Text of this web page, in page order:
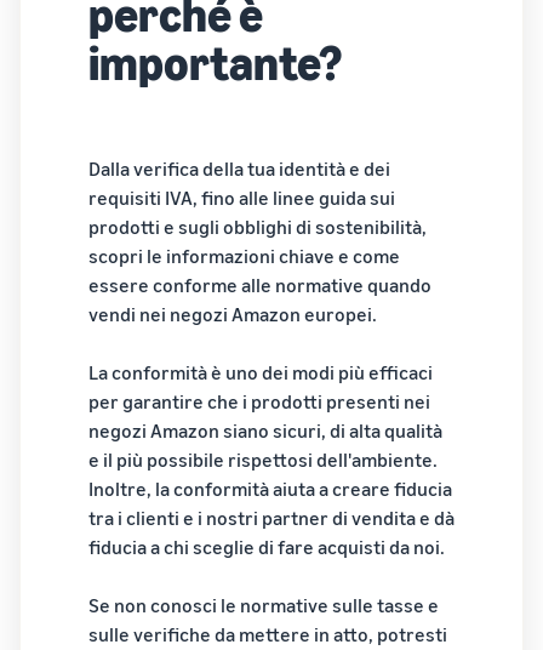
successo
venditore
Con la
portata e gli
strumenti di
Amazon,
Skipper’s ha
l’idea locale di
premium per
animali a
base di pesce
in un’attività
fiorente.
Storia vera,
reale. Sarai tu
clienti in tutto il mondo
Vendi oltre i confini del
marketplace
gestione
ridotti
per i
tuoi
prodotti
a basso
prezzo
Logistica di
Amazon a
automatizzare e gestire le
tue operazioni
vendita con una varietà di
programmi
Registro
marche
di
Amazon
Registra il
tuo marchio
con Amazon
accedere a
una suite di
base al metodo di evasione
Calcolatore
delle
entrate
Calcolare le
tariffe e i costi di
metodi di
evasione degli
ordini
Crea il tuo negozio
Entra nel mondo dell'e-
commerce in modo
Elaborazione degli
ordini nell'E-commerce
Come gestire l'evasione
degli ordini in un'attività di
E-commerce
Prodotti
richiesti
iniziare
vendere
di prodotto
Scopra cosa sta vendendo
perché è
importante?
Dalla verifica della tua identità e dei
requisiti IVA, fino alle linee guida sui
prodotti e sugli obblighi di sostenibilità,
scopri le informazioni chiave e come
essere conforme alle normative quando
vendi nei negozi Amazon europei.
La conformità è uno dei modi più efficaci
per garantire che i prodotti presenti nei
negozi Amazon siano sicuri, di alta qualità
e il più possibile rispettosi dell'ambiente.
Inoltre, la conformità aiuta a creare fiducia
tra i clienti e i nostri partner di vendita e dà
fiducia a chi sceglie di fare acquisti da noi.
Se non conosci le normative sulle tasse e
sulle verifiche da mettere in atto, potresti